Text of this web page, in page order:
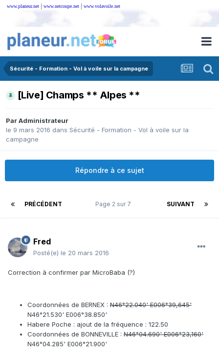
www.planeur.net | www.netcoupe.net | www.volavoile.net
Sécurité - Formation - Vol à voile sur la campagne
[Live] Champs ** Alpes **
ParAdministrateur
le 9 mars 2016 dans Sécurité - Formation - Vol à voile sur la
campagne
Répondre à ce sujet
PRÉCÉDENT SUIVANT
Page 2 sur 7
Fred
Posté(e) le 20 mars 2016
Correction à confirmer par MicroBaba (?)
Coordonnées de BERNEX : N46°22.040' E006°39,645'
N46°21.530' E006°38.850'
Habere Poche : ajout de la fréquence : 122.50
Coordonnées de BONNEVILLE : N46°04.690' E006°23,160'
N46°04.285' E006°21.900'